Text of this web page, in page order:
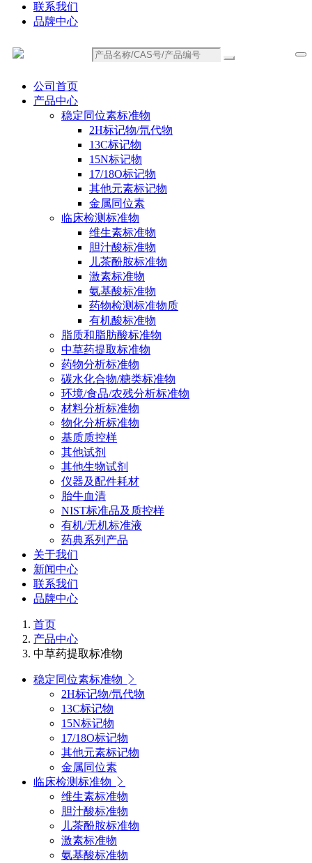
联系我们
品牌中心
公司首页
产品中心
稳定同位素标准物
2H标记物/氘代物
13C标记物
15N标记物
17/18O标记物
其他元素标记物
金属同位素
临床检测标准物
维生素标准物
胆汁酸标准物
儿茶酚胺标准物
激素标准物
氨基酸标准物
药物检测标准物质
有机酸标准物
脂质和脂肪酸标准物
中草药提取标准物
药物分析标准物
碳水化合物/糖类标准物
环境/食品/农残分析标准物
材料分析标准物
物化分析标准物
基质质控样
其他试剂
其他生物试剂
仪器及配件耗材
胎牛血清
NIST标准品及质控样
有机/无机标准液
药典系列产品
关于我们
新闻中心
联系我们
品牌中心
首页
产品中心
中草药提取标准物
稳定同位素标准物
2H标记物/氘代物
13C标记物
15N标记物
17/18O标记物
其他元素标记物
金属同位素
临床检测标准物
维生素标准物
胆汁酸标准物
儿茶酚胺标准物
激素标准物
氨基酸标准物